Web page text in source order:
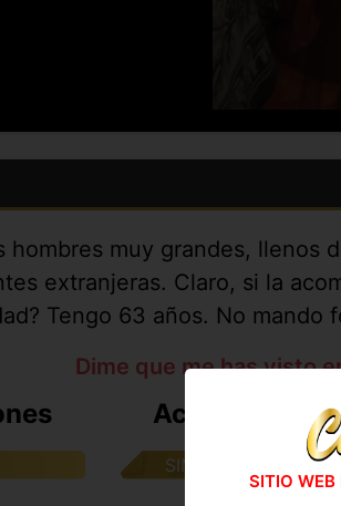
hombres muy grandes,
extranjeras. Claro, si la
Tengo 63 años. No
Dime que me has visto
Actividades
SIN ESPECIFICAR
SITIO WEB